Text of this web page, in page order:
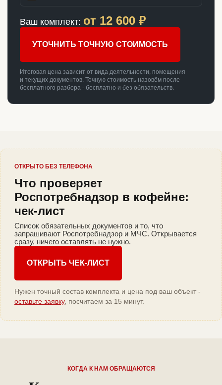
Ваш комплект: от 12 600 ₽
УТОЧНИТЬ ТОЧНУЮ СТОИМОСТЬ
Итоговая цена зависит от вида деятельности, помещения
и текущих документов. Точную стоимость назовём после
бесплатного разбора - бесплатно и без обязательств.
ОТКРЫТО БЕЗ ТЕЛЕФОНА
Что проверяет
Роспотребнадзор в кофейне:
чек-лист
Список обязательных документов и то, что
запрашивают Роспотребнадзор и МЧС. Открывается
сразу, ничего оставлять не нужно.
ОТКРЫТЬ ЧЕК-ЛИСТ
Нужен точный состав комплекта и цена под ваш объект -
оставьте заявку, посчитаем за 15 минут.
КОГДА К НАМ ОБРАЩАЮТСЯ